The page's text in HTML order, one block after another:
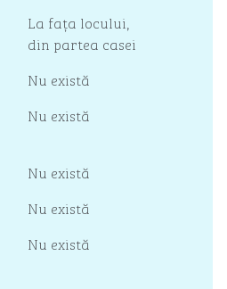
La fața locului,
din partea casei
Nu există
Nu există
Nu există
Nu există
Nu există